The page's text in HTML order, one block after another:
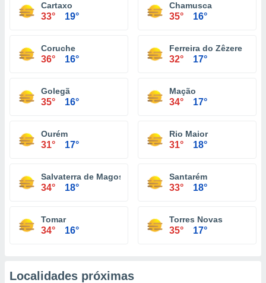
Cartaxo
33° 19°
Chamusca
35° 16°
Coruche
36° 16°
Ferreira do Zêzere
32° 17°
Golegã
35° 16°
Mação
34° 17°
Ourém
31° 17°
Rio Maior
31° 18°
Salvaterra de Magos
34° 18°
Santarém
33° 18°
Tomar
34° 16°
Torres Novas
35° 17°
Localidades próximas